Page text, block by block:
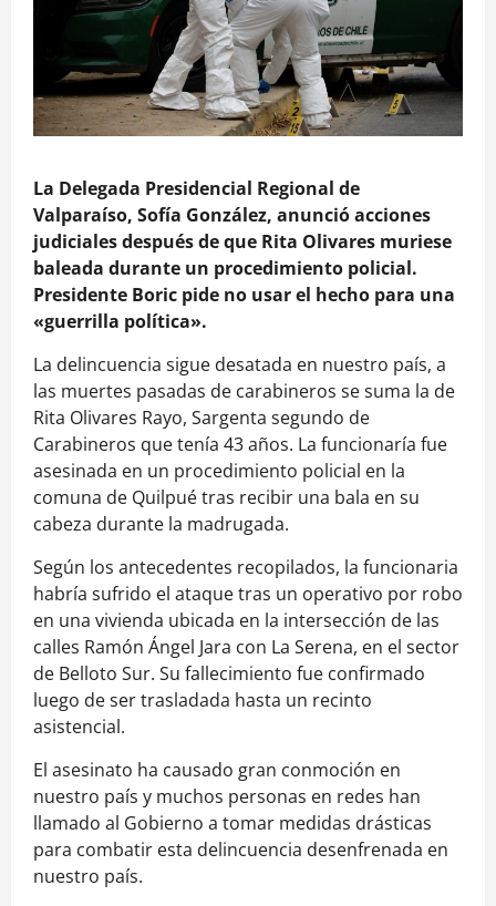
La Delegada Presidencial Regional de
Valparaíso, Sofía González, anunció acciones
judiciales después de que Rita Olivares muriese
baleada durante un procedimiento policial.
Presidente Boric pide no usar el hecho para una
«guerrilla política».
La delincuencia sigue desatada en nuestro país, a
las muertes pasadas de carabineros se suma la de
Rita Olivares Rayo, Sargenta segundo de
Carabineros que tenía 43 años. La funcionaría fue
asesinada en un procedimiento policial en la
comuna de Quilpué tras recibir una bala en su
cabeza durante la madrugada.
Según los antecedentes recopilados, la funcionaria
habría sufrido el ataque tras un operativo por robo
en una vivienda ubicada en la intersección de las
calles Ramón Ángel Jara con La Serena, en el sector
de Belloto Sur. Su fallecimiento fue confirmado
luego de ser trasladada hasta un recinto
asistencial.
El asesinato ha causado gran conmoción en
nuestro país y muchos personas en redes han
llamado al Gobierno a tomar medidas drásticas
para combatir esta delincuencia desenfrenada en
nuestro país.